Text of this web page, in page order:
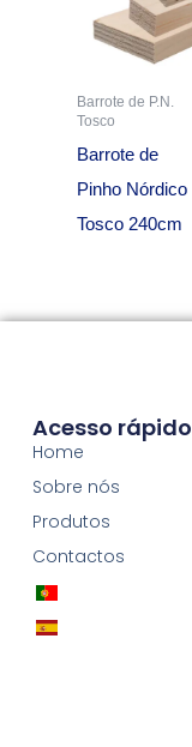
Barrote de P.N.
Tosco
Barrote de
Pinho Nórdico
Tosco 240cm
Acesso rápido
Home
Sobre nós
Produtos
Contactos